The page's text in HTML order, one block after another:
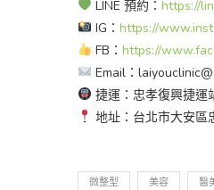
LINE 預約： https://
IG： https://
FB： https://
Email：
捷運：忠孝復興捷運
地址：台北市大安區
微整型 美容 醫